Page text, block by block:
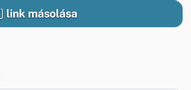
link másolása